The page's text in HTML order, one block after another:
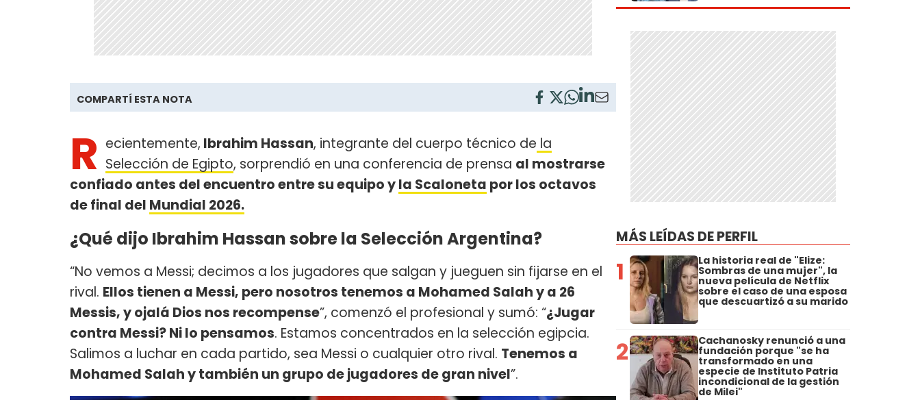
COMPARTÍ ESTA NOTA
R ecientemente, Ibrahim Hassan, integrante del cuerpo técnico de la
Selección de Egipto, sorprendió en una conferencia de prensa al mostrarse
confiado antes del encuentro entre su equipo yla Scaloneta por los octavos
de final del Mundial 2026.
¿Qué dijo Ibrahim Hassan sobre la Selección Argentina?
“No vemos a Messi; decimos a los jugadores que salgan y jueguen sin fijarse en el
rival. Ellos tienen a Messi, pero nosotros tenemos a Mohamed Salah y a 26
Messis, y ojalá Dios nos recompense”, comenzó el profesional y sumó: “¿Jugar
contra Messi? Ni lo pensamos. Estamos concentrados en la selección egipcia.
Salimos a luchar en cada partido, sea Messi o cualquier otro rival. Tenemos a
Mohamed Salah y también un grupo de jugadores de gran nivel”.
MÁS LEÍDAS DE PERFIL
1 La historia real de "Elize:
Sombras de una mujer", la
nueva película de Netflix
sobre el caso de una esposa
que descuartizó a su marido
2 Cachanosky renunció a una
fundación porque "se ha
transformado en una
especie de Instituto Patria
incondicional de la gestión
de Milei"